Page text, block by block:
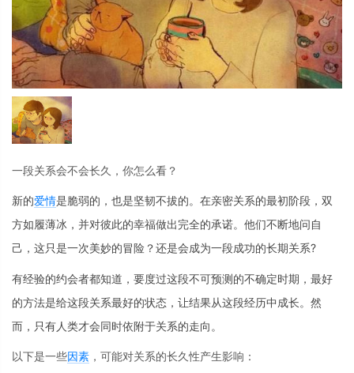
一段关系会不会长久，你怎么看？
新的爱情是脆弱的，也是坚韧不拔的。在亲密关系的最初阶段，双
方如履薄冰，并对彼此的幸福做出完全的承诺。他们不断地问自
己，这只是一次美妙的冒险？还是会成为一段成功的长期关系?
有经验的约会者都知道，要度过这段不可预测的不确定时期，最好
的方法是给这段关系最好的状态，让结果从这段经历中成长。然
而，只有人类才会同时依附于关系的走向。
以下是一些因素 ，可能对关系的长久性产生影响：